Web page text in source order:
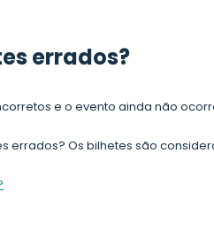
errados?
e o evento ainda não
errados? Os bilhetes são